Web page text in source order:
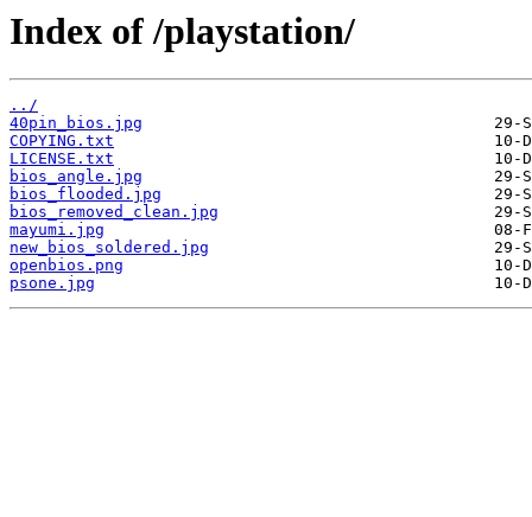
Index of /playstation/
../
40pin_bios.jpg
COPYING.txt
LICENSE.txt
bios_angle.jpg
bios_flooded.jpg
bios_removed_clean.jpg
mayumi.jpg
new_bios_soldered.jpg
openbios.png
psone.jpg